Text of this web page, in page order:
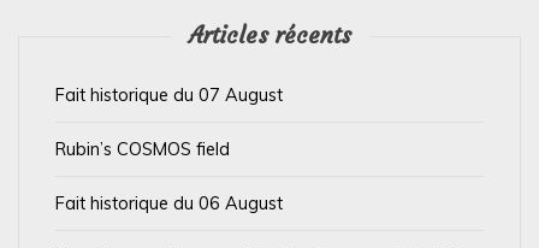
Articles récents
Fait historique du 07 August
Rubin’s COSMOS field
Fait historique du 06 August